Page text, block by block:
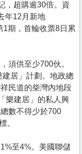
，超購逾30倍。資
年12月新地
1期，首輪收票8日累
須供至少700伙。
居」計劃。地政總
民道的柴灣內地段
樂建居」的私人興
數不得少於700
。
至4%。美國聯儲